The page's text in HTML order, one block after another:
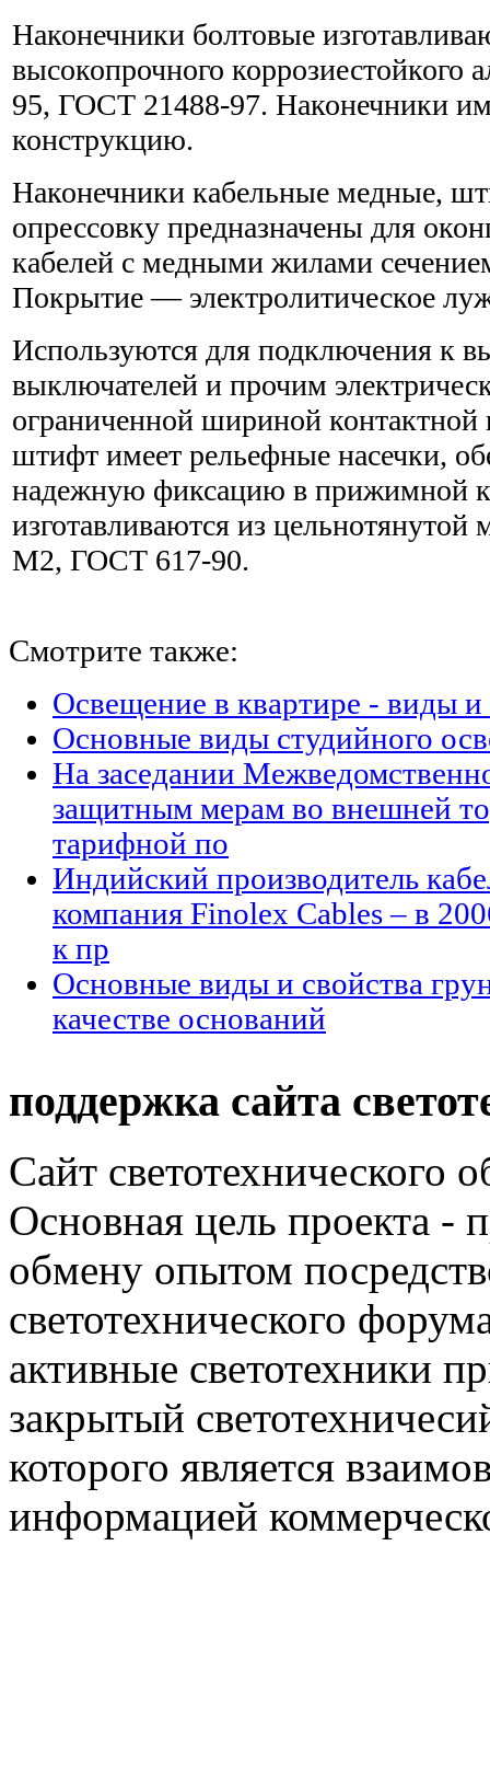
Наконечники болтовые
высокопрочного коррозиестойкого
95, ГОСТ 21488-97. Наконечники
конструкцию.
Наконечники кабельные медные,
опрессовку предназначены для
кабелей с медными жилами
Покрытие — электролитическое
Используются для подключения к
выключателей и прочим
ограниченной шириной
штифт имеет рельефные насечки,
надежную фиксацию в прижимной
изготавливаются из
М2, ГОСТ 617-90.
Смотрите также:
Освещение в квартире - виды и
Основные виды студийного
На заседании
защитным мерам во внешней
тарифной по
Индийский производитель
компания Finolex Cables – в
к пр
Основные виды и свойства
качестве оснований
поддержка сайта
Сайт светотехнического
Основная цель проекта -
обмену опытом
светотехнического
активные светотехники
закрытый
которого является
информацией